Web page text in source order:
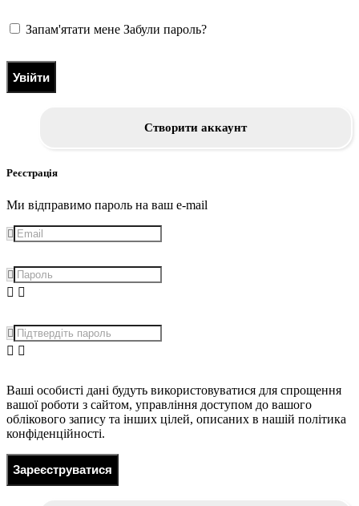
Запам'ятати мене Забули пароль?
Увійти
Створити аккаунт
Реєстрація
Ми відправимо пароль на ваш e-mail
Ваші особисті дані будуть використовуватися для спрощення
вашої роботи з сайтом, управління доступом до вашого
облікового запису та інших цілей, описаних в нашій політика
конфіденційності.
Зареєструватися